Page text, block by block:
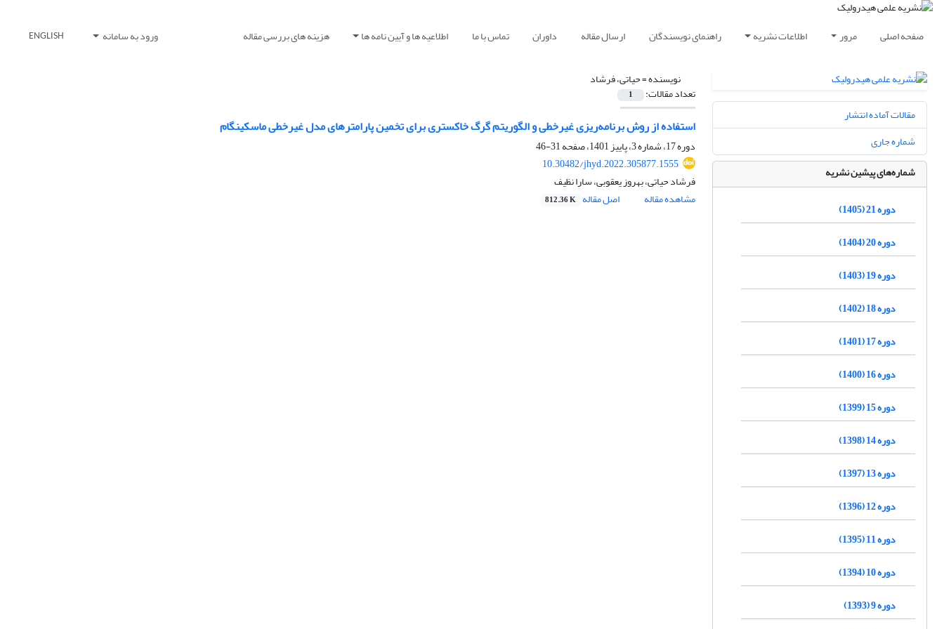
صفحه اصلی مرور اطلاعات نشریه راهنمای نویسندگان ارسال مقاله داوران تماس با ما اطلاعیه ها و آیین نامه ها هزینه های بررسی مقاله ورود به سامانه ENGLISH
نویسنده =حیاتی، فرشاد
تعداد مقالات: 1
استفاده از روش برنامه‌ریزی غیرخطی و الگوریتم گرگ خاکستری برای تخمین پارامترهای مدل غیرخطی ماسکینگام
دوره 17، شماره 3، پاییز 1401، صفحه
31-46
10.30482/jhyd.2022.305877.1555
فرشاد حیاتی، بهروز یعقوبی، سارا نظیف
مشاهده مقاله
اصل مقاله 812.36 K
مقالات آماده انتشار
شماره جاری
شماره‌های پیشین نشریه
دوره 21 (1405)
دوره 20 (1404)
دوره 19 (1403)
دوره 18 (1402)
دوره 17 (1401)
دوره 16 (1400)
دوره 15 (1399)
دوره 14 (1398)
دوره 13 (1397)
دوره 12 (1396)
دوره 11 (1395)
دوره 10 (1394)
دوره 9 (1393)